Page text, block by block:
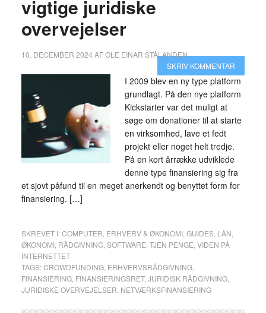
vigtige juridiske
overvejelser
10. DECEMBER 2024 AFOLE EINAR STÅLANDEN
SKRIV KOMMENTAR
I 2009 blev en ny type platform
grundlagt. På den nye platform
Kickstarter var det muligt at
søge om donationer til at starte
en virksomhed, lave et fedt
projekt eller noget helt tredje.
På en kort årrække udviklede
denne type finansiering sig fra
et sjovt påfund til en meget anerkendt og benyttet form for
finansiering. […]
SKREVET I:COMPUTER ERHVERV & ØKONOMI, GUIDES, LÅN
ØKONOMI, RÅDGIVNING, SOFTWARE TJEN PENGE VIDEN PÅ
INTERNETTET
TAGS:CROWDFUNDING, ERHVERVSRÅDGIVNING,
FINANSIERING, FINANSIERINGSRET, JURIDISK RÅDGIVNING,
JURIDISKE OVERVEJELSER NETVÆRKSFINANSIERING